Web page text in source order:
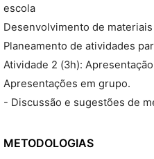
escola
Desenvolvimento de
Planeamento de atividades
Atividade 2 (3h):
Apresentações em grupo.
- Discussão e sugestões de
METODOLOGIAS